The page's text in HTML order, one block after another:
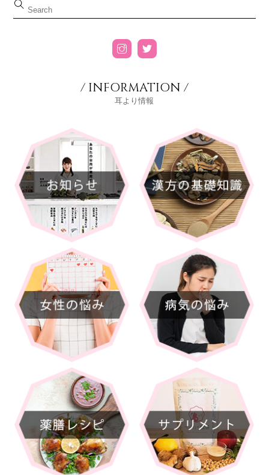
/ INFORMATION /
耳より情報